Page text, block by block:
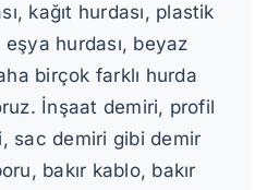
kağıt hurdası, plastik
hurdası, beyaz
birçok farklı hurda
İnşaat demiri, profil
sac demiri gibi demir
bakır kablo, bakır